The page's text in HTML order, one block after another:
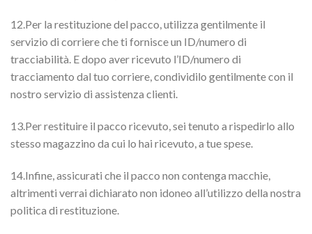
12.Per la restituzione del pacco, utilizza gentilmente il
servizio di corriere che ti fornisce un ID/numero di
tracciabilità. E dopo aver ricevuto l’ID/numero di
tracciamento dal tuo corriere, condividilo gentilmente con il
nostro servizio di assistenza clienti.
13.Per restituire il pacco ricevuto, sei tenuto a rispedirlo allo
stesso magazzino da cui lo hai ricevuto, a tue spese.
14.Infine, assicurati che il pacco non contenga macchie,
altrimenti verrai dichiarato non idoneo all’utilizzo della nostra
politica di restituzione.